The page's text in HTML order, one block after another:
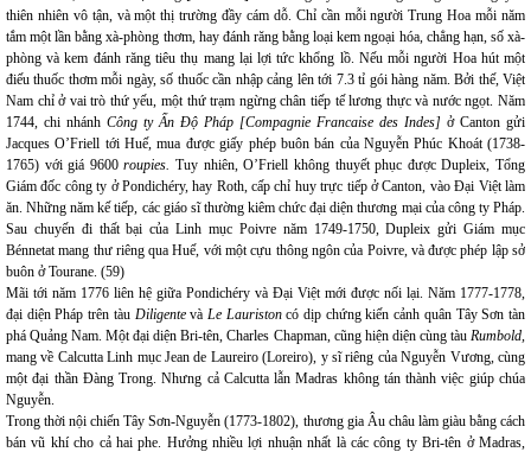
thiên nhiên vô tận, và một thị trường đầy cám dỗ. Chỉ cần mỗi người Trung Hoa mỗi năm
tắm một lần bằng xà-phòng thơm, hay đánh răng bằng loại kem ngoại hóa, chẳng hạn, số xà-
phòng và kem đánh răng tiêu thụ mang lại lợi tức khổng lồ. Nếu mỗi người Hoa hút một
điếu thuốc thơm mỗi ngày, số thuốc cần nhập cảng lên tới 7.3 tỉ gói hàng năm. Bởi thế, Việt
Nam chỉ ở vai trò thứ yếu, một thứ trạm ngừng chân tiếp tế lương thực và nước ngọt. Năm
1744, chi nhánh Công ty Ấn Độ Pháp [Compagnie Francaise des Indes] ở Canton gửi
Jacques O’Friell tới Huế, mua được giấy phép buôn bán của Nguyễn Phúc Khoát (1738-
1765) với giá 9600roupies. Tuy nhiên, O’Friell không thuyết phục được Dupleix, Tổng
Giám đốc công ty ở Pondichéry, hay Roth, cấp chỉ huy trực tiếp ở Canton, vào Đại Việt làm
ăn. Những năm kế tiếp, các giáo sĩ thường kiêm chức đại diện thương mại của công ty Pháp.
Sau chuyến đi thất bại của Linh mục Poivre năm 1749-1750, Dupleix gửi Giám mục
Bénnetat mang thư riêng qua Huế, với một cựu thông ngôn của Poivre, và được phép lập sở
buôn ở Tourane. (59)
Mãi tới năm 1776 liên hệ giữa Pondichéry và Đại Việt mới được nối lại. Năm 1777-1778,
đại diện Pháp trên tàu Diligentevà Le Lauristoncó dịp chứng kiến cảnh quân Tây Sơn tàn
phá Quảng Nam. Một đại diện Bri-tên, Charles Chapman, cũng hiện diện cùng tàu Rumbold,
mang về Calcutta Linh mục Jean de Laureiro (Loreiro), y sĩ riêng của Nguyễn Vương, cùng
một đại thần Đàng Trong. Nhưng cả Calcutta lẫn Madras không tán thành việc giúp chúa
Nguyễn.
Trong thời nội chiến Tây Sơn-Nguyễn (1773-1802), thương gia Âu châu làm giàu bằng cách
bán vũ khí cho cả hai phe. Hưởng nhiều lợi nhuận nhất là các công ty Bri-tên ở Madras,